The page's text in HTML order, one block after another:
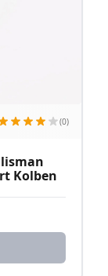
(0)
Kolben